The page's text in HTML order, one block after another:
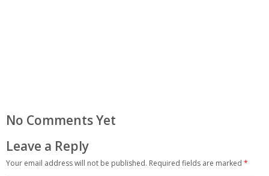
No Comments Yet
Leave a Reply
Your email address will not be published. Required fields are marked *